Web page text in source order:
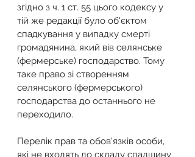
згідно з ч. 1 ст. 55 цього кодексу у
тій же редакції було об'єктом
спадкування у випадку смерті
громадянина, який вів селянське
(фермерське) господарство. Тому
таке право зі створенням
селянського (фермерського)
господарства до останнього не
переходило.
Перелік прав та обов'язків особи,
які не входять до складу спадщину